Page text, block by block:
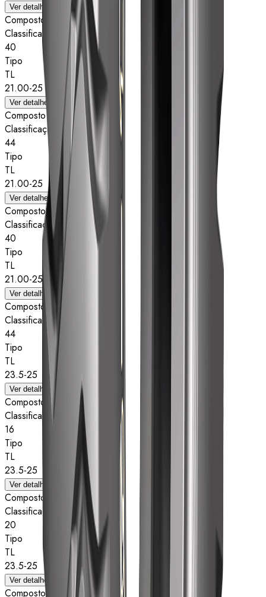
Ver detalhes
Composto
Classificação de estrelas
40
Tipo
TL
21.00-25
Ver detalhes
Composto
Classificação de estrelas
44
Tipo
TL
21.00-25
Ver detalhes
Composto
Classificação de estrelas
40
Tipo
TL
21.00-25
Ver detalhes
Composto
Classificação de estrelas
44
Tipo
TL
23.5-25
Ver detalhes
Composto
Classificação de estrelas
16
Tipo
TL
23.5-25
Ver detalhes
Composto
Classificação de estrelas
20
Tipo
TL
23.5-25
Ver detalhes
Composto